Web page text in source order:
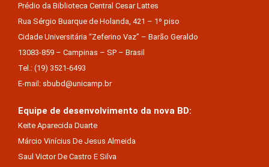
Prédio da Biblioteca Central Cesar Lattes
Rua Sérgio Buarque de Holanda, 421 – 1º piso
Cidade Universitária “Zeferino Vaz” – Barão Geraldo
13083-859 – Campinas – SP – Brasil
Tel.: (19) 3521-6493
E-mail: sbubd@unicamp.br
Equipe de desenvolvimento da nova BD:
Keite Aparecida Duarte
Márcio Vinícius De Jesus Almeida
Saul Victor De Castro E Silva